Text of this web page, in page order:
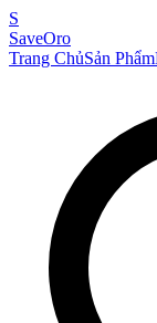
S
SaveOro
Trang ChủSản Phẩm